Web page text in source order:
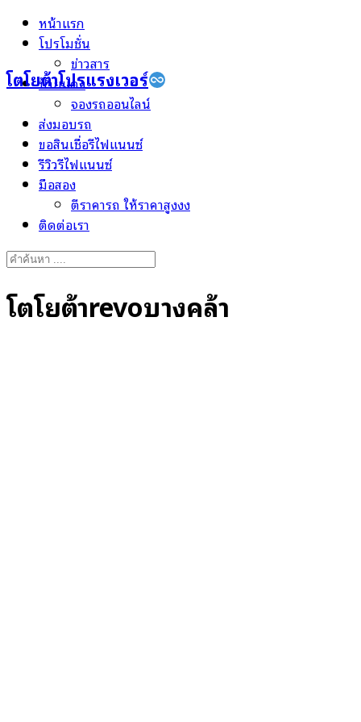
Skip
โตโยต้าโปรแรงเวอร์
หน้าแรก
โปรโมชั่น
ข่าวสาร
ป้ายแดง
จองรถออนไลน์
ส่งมอบรถ
ขอสินเชื่อรีไฟแนนซ์
รีวิวรีไฟแนนซ์
มือสอง
ตีราคารถ ให้ราคาสูงงง
ติดต่อเรา
Search
โตโยต้าrevoบางคล้า